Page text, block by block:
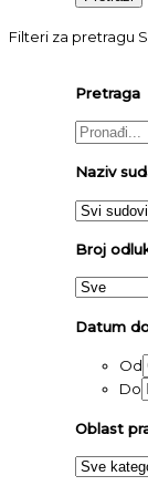
Filteri za pretragu
Pretraga
Naziv
Broj
Datum
Od
Do
Oblast